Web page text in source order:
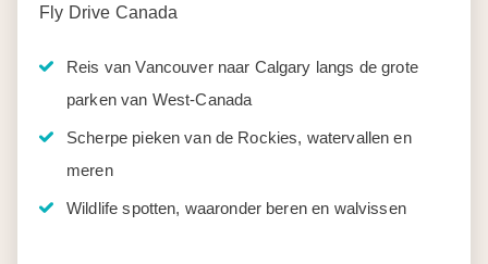
Fly Drive Canada
Reis van Vancouver naar Calgary langs de grote
parken van West-Canada
Scherpe pieken van de Rockies, watervallen en
meren
Wildlife spotten, waaronder beren en walvissen